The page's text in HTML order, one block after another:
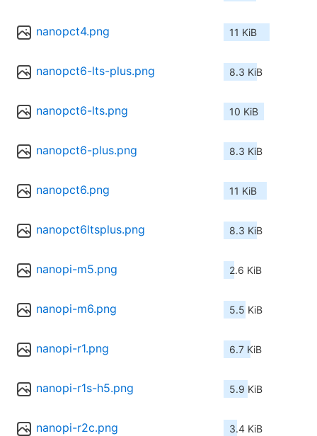
nanopct4.png 11 KiB
nanopct6-lts-plus.png 8.3 KiB
nanopct6-lts.png 10 KiB
nanopct6-plus.png 8.3 KiB
nanopct6.png 11 KiB
nanopct6ltsplus.png 8.3 KiB
nanopi-m5.png 2.6 KiB
nanopi-m6.png 5.5 KiB
nanopi-r1.png 6.7 KiB
nanopi-r1s-h5.png 5.9 KiB
nanopi-r2c.png 3.4 KiB